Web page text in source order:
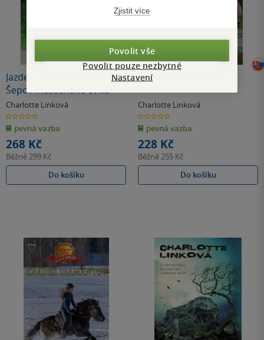
Jazdecký dvor Soví hrad 4 -
Šepot mesačného svitu
Charlotte Linková
0.0
z
5
hvězdiček
pevná vazba
268 Kč
Běžně299 Kč
Do košíku
Polnočný piknik
Charlotte Linková
0.0
z
5
hvězdiček
pevná vazba
228 Kč
Běžně255 Kč
Do košíku
Zjistit více
Povolit vše
Povolit pouze nezbytné
Nastavení